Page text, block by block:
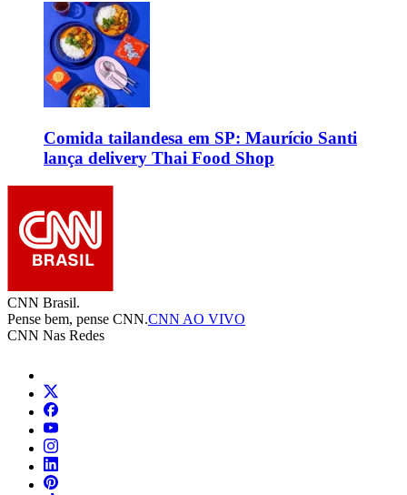
Comida tailandesa em SP: Maurício Santi
lança delivery Thai Food Shop
CNN Brasil.
Pense bem, pense CNN.CNN AO VIVO
CNN Nas Redes